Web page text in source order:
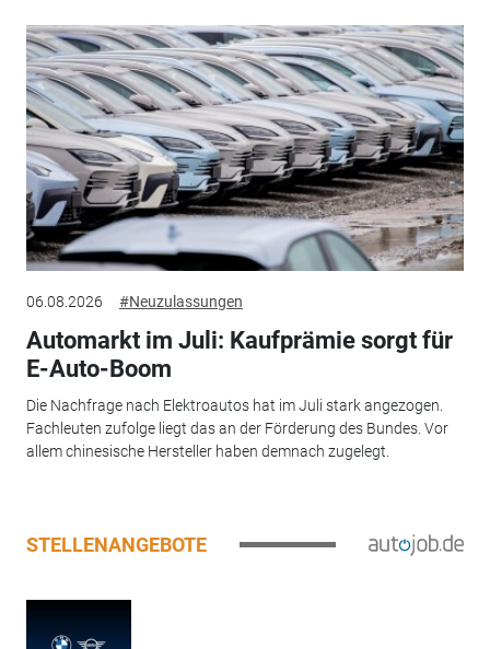
06.08.2026 #Neuzulassungen
Automarkt im Juli: Kaufprämie sorgt für
E-Auto-Boom
Die Nachfrage nach Elektroautos hat im Juli stark angezogen.
Fachleuten zufolge liegt das an der Förderung des Bundes. Vor
allem chinesische Hersteller haben demnach zugelegt.
STELLENANGEBOTE